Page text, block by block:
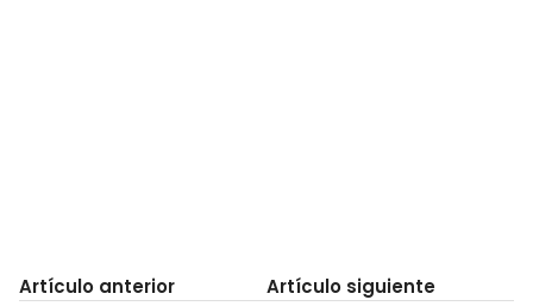
Artículo anterior Artículo siguiente